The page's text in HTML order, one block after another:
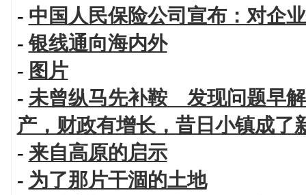
- 中国人民保险公司宣布：对企
-银线通向海内外
- 图片
- 未曾纵马先补鞍 发现问题早
产，财政有增长，昔日小镇成了
- 来自高原的启示
- 为了那片干涸的土地